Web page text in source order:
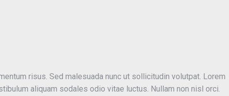
risus. Sed malesuada nunc ut sollicitudin volutpat. Lorem
aliquam sodales odio vitae luctus. Nullam non nisl orci.